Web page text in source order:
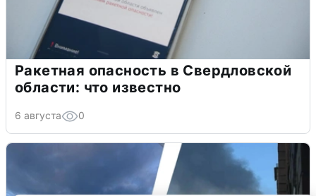
Ракетная опасность в Свердловской
области: что известно
6 августа 0